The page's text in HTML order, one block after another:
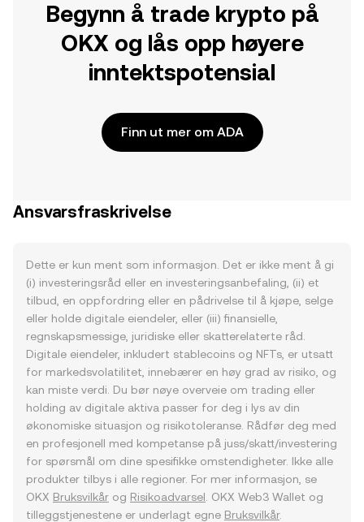
Begynn å trade krypto på
OKX og lås opp høyere
inntektspotensial
Finn ut mer om ADA
Ansvarsfraskrivelse
Dette er kun ment som informasjon. Det er ikke ment å gi
(i) investeringsråd eller en investeringsanbefaling, (ii) et
tilbud, en oppfordring eller en pådrivelse til å kjøpe, selge
eller holde digitale eiendeler, eller (iii) finansielle,
regnskapsmessige, juridiske eller skatterelaterte råd.
Digitale eiendeler, inkludert stablecoins og NFTs, er utsatt
for markedsvolatilitet, innebærer en høy grad av risiko, og
kan miste verdi. Du bør nøye overveie om trading eller
holding av digitale aktiva passer for deg i lys av din
økonomiske situasjon og risikotoleranse. Rådfør deg med
en profesjonell med kompetanse på juss/skatt/investering
for spørsmål om dine spesifikke omstendigheter. Ikke alle
produkter tilbys i alle regioner. For mer informasjon, se
OKX Bruksvilkår og Risikoadvarsel . OKX Web3 Wallet og
tilleggstjenestene er underlagt egne Bruksvilkår.